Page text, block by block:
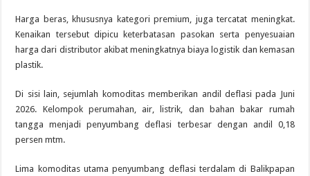
Harga beras, khususnya kategori premium, juga tercatat meningkat.
Kenaikan tersebut dipicu keterbatasan pasokan serta penyesuaian
harga dari distributor akibat meningkatnya biaya logistik dan kemasan
plastik.
Di sisi lain, sejumlah komoditas memberikan andil deflasi pada Juni
2026. Kelompok perumahan, air, listrik, dan bahan bakar rumah
tangga menjadi penyumbang deflasi terbesar dengan andil 0,18
persen mtm.
Lima komoditas utama penyumbang deflasi terdalam di Balikpapan